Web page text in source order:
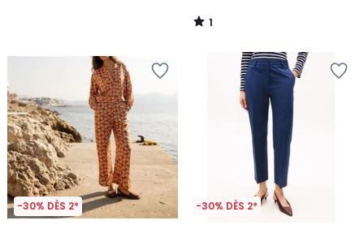
1
/
-30% DÈS 2* -30% DÈS 2*